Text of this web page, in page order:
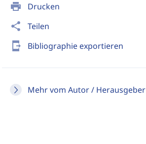
print Drucken
share Teilen
send_to_mobile Bibliographie exportieren
Mehr vom Autor / Herausgeber